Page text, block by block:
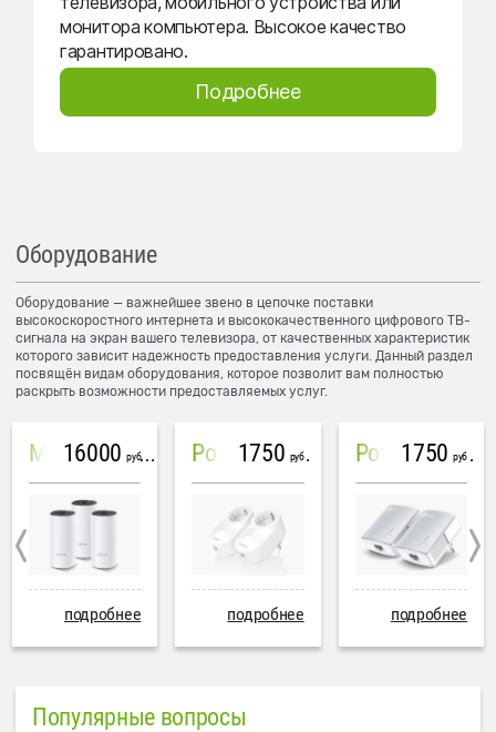
монитора компьютера. Высокое качество
гарантировано.
Подробнее
Оборудование
Оборудование — важнейшее звено в цепочке поставки
высокоскоростного интернета и высококачественного цифрового ТВ-
сигнала на экран вашего телевизора, от качественных характеристик
которого зависит надежность предоставления услуги. Данный раздел
посвящён видам оборудования, которое позволит вам полностью
раскрыть возможности предоставляемых услуг.
Mesh система TP-Link Deco M4 (3 устройства)
16000 руб
подробнее
PowerLine Tenda PH6
1750 руб
подробнее
PowerLine TP-Link AV600
1750 руб
подробнее
Популярные вопросы